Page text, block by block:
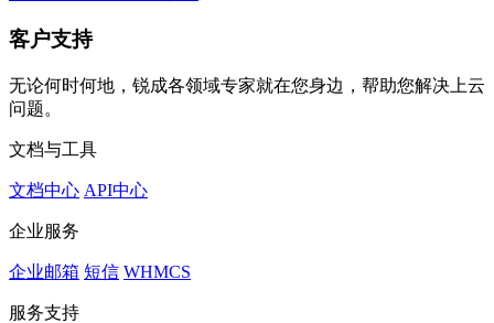
客户支持
无论何时何地，锐成各领域专家就在您身边，帮助您解决上云
问题。
文档与工具
文档中心 API中心
企业服务
企业邮箱 短信 WHMCS
服务支持